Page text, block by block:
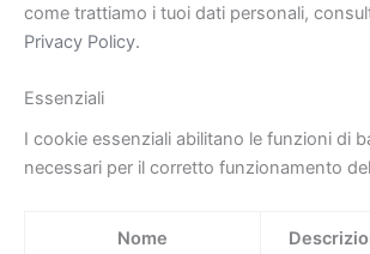
come trattiamo i tuoi dati personali,
Privacy Policy.
Essenziali
I cookie essenziali abilitano le funzioni di
necessari per il corretto funzionamento
Nome